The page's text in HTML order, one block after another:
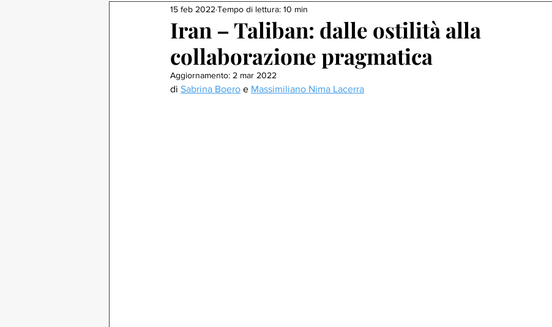
Iran – Taliban: dalle ostilità alla
collaborazione pragmatica
15 feb 2022 Tempo di lettura: 10 min
Aggiornamento: 2 mar 2022
di Sabrina Boero e Massimiliano Nima Lacerra